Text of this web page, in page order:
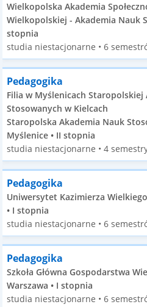
Wielkopolska Akademia
Wielkopolskiej - Akademia Nauk
stopnia
studia niestacjonarne • 6
Pedagogika
Filia w Myślenicach Staropolskiej
Stosowanych w Kielcach
Staropolska Akademia Nauk
Myślenice • II stopnia
studia niestacjonarne • 4
Pedagogika
Uniwersytet Kazimierza
• I stopnia
studia niestacjonarne • 6
Pedagogika
Szkoła Główna Gospodarstwa
Warszawa • I stopnia
studia niestacjonarne • 6